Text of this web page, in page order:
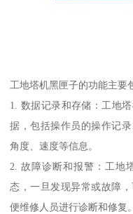
工地塔机黑匣子的功能主要
1. 数据记录和存储：工地
据，包括操作员的操作记
角度、速度等信息。
2. 故障诊断和报警：工地
态，一旦发现异常或故障
便维修人员进行诊断和修复。